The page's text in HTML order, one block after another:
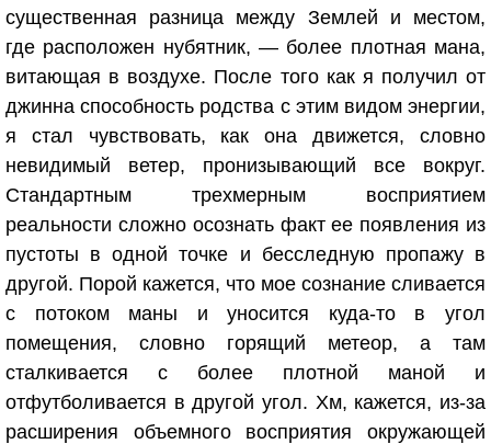
существенная разница между Землей и местом,
где расположен нубятник, — более плотная мана,
витающая в воздухе. После того как я получил от
джинна способность родства с этим видом энергии,
я стал чувствовать, как она движется, словно
невидимый ветер, пронизывающий все вокруг.
Стандартным трехмерным восприятием
реальности сложно осознать факт ее появления из
пустоты в одной точке и бесследную пропажу в
другой. Порой кажется, что мое сознание сливается
с потоком маны и уносится куда-то в угол
помещения, словно горящий метеор, а там
сталкивается с более плотной маной и
отфутболивается в другой угол. Хм, кажется, из-за
расширения объемного восприятия окружающей